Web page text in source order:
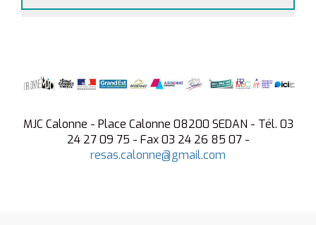
MJC Calonne - Place Calonne 08200 SEDAN - Tél. 03
24 27 09 75 - Fax 03 24 26 85 07 -
resas.calonne@gmail.com